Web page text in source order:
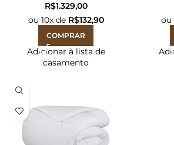
R$
ou 10x de R$132,90
COMPRAR
Adicionar à lista de
casamento
ou